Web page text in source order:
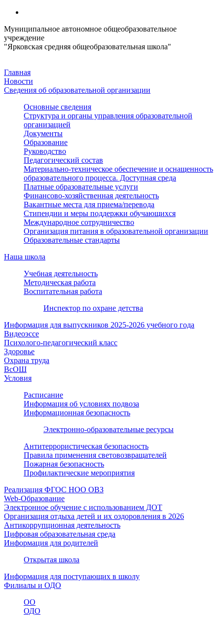
Муниципальное автономное общеобразовательное
учреждение
"Ярковская средняя общеобразовательная школа"
Главная
Новости
Сведения об образовательной организации
Основные сведения
Структура и органы управления образовательной
организацией
Документы
Образование
Руководство
Педагогический состав
Материально-техническое обеспечение и оснащенность
образовательного процесса. Доступная среда
Платные образовательные услуги
Финансово-хозяйственная деятельность
Вакантные места для приема/перевода
Стипендии и меры поддержки обучающихся
Международное сотрудничество
Организация питания в образовательной организации
Образовательные стандарты
Наша школа
Учебная деятельность
Методическая работа
Воспитательная работа
Инспектор по охране детства
Информация для выпускников 2025-2026 учебного года
Видеоэссе
Психолого-педагогический класс
Здоровье
Охрана труда
ВсОШ
Условия
Расписание
Информация об условиях подвоза
Информационная безопасность
Электронно-образовательные ресурсы
Антитеррористическая безопасность
Правила применения световозвращателей
Пожарная безопасность
Профилактические мероприятия
Реализация ФГОС НОО ОВЗ
Web-Образование
Электронное обучение с использованием ДОТ
Организация отдыха детей и их оздоровления в 2026
Антикоррупционная деятельность
Цифровая образовательная среда
Информация для родителей
Открытая школа
Информация для поступающих в школу
Филиалы и ОДО
ОО
ОДО